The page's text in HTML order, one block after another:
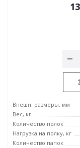
Внешн. размеры, мм
Вес, кг
Количество полок
Нагрузка на полку, кг
Количество папок